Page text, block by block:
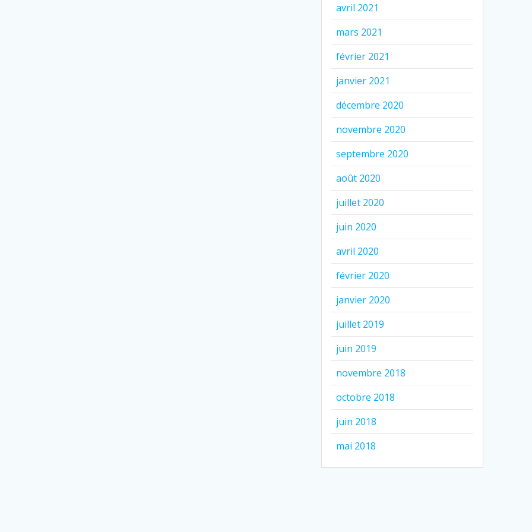
avril 2021
mars 2021
février 2021
janvier 2021
décembre 2020
novembre 2020
septembre 2020
août 2020
juillet 2020
juin 2020
avril 2020
février 2020
janvier 2020
juillet 2019
juin 2019
novembre 2018
octobre 2018
juin 2018
mai 2018